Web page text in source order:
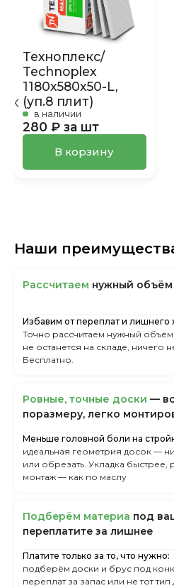
Техноплекс/
Technoplex
1180х580х50-L,
(уп.8 плит)
в наличии
280 ₽ за шт
В корзину
Наши
Рассчитаем нужный объём
Избавим от переплат и лишнего
Точно рассчитаем нужный
не останется на складе, ничего
Бесплатно.
Ровные, точные доски —
поразмеру, легкo
Меньше головной боли на
идеальная геометрия досок —
или обрезать. Укладка быстрее,
монтаж — как по маслу
Пoдбepём мaтepиa пoд
пepeплaтитe зa лишнee
Платите только за то, что нужно:
подберём доски и брус под
переплат за запас или не тот